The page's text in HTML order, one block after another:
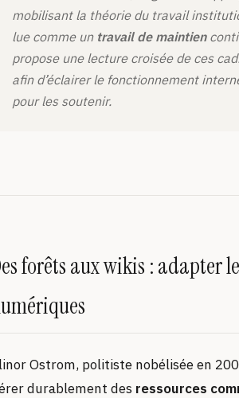
mobilisant la théorie du travail
lue comme un travail de maintien
propose une lecture croisée de ces
afin d’éclairer le fonctionnement
pour les soutenir.
forêts aux wikis : adapter
Ostrom, politiste nobélisée en
durablement des ressources